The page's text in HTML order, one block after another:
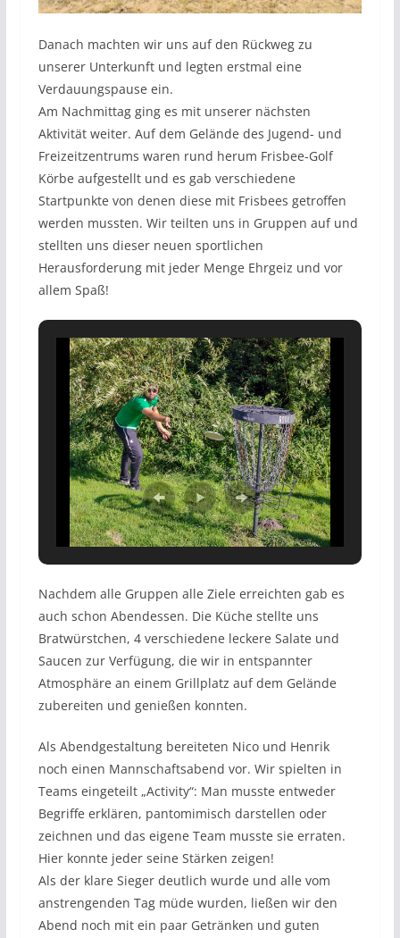
Danach machten wir uns auf den Rückweg zu
unserer Unterkunft und legten erstmal eine
Verdauungspause ein.
Am Nachmittag ging es mit unserer nächsten
Aktivität weiter. Auf dem Gelände des Jugend- und
Freizeitzentrums waren rund herum Frisbee-Golf
Körbe aufgestellt und es gab verschiedene
Startpunkte von denen diese mit Frisbees getroffen
werden mussten. Wir teilten uns in Gruppen auf und
stellten uns dieser neuen sportlichen
Herausforderung mit jeder Menge Ehrgeiz und vor
allem Spaß!
Nachdem alle Gruppen alle Ziele erreichten gab es
auch schon Abendessen. Die Küche stellte uns
Bratwürstchen, 4 verschiedene leckere Salate und
Saucen zur Verfügung, die wir in entspannter
Atmosphäre an einem Grillplatz auf dem Gelände
zubereiten und genießen konnten.
Als Abendgestaltung bereiteten Nico und Henrik
noch einen Mannschaftsabend vor. Wir spielten in
Teams eingeteilt „Activity“: Man musste entweder
Begriffe erklären, pantomimisch darstellen oder
zeichnen und das eigene Team musste sie erraten.
Hier konnte jeder seine Stärken zeigen!
Als der klare Sieger deutlich wurde und alle vom
anstrengenden Tag müde wurden, ließen wir den
Abend noch mit ein paar Getränken und guten